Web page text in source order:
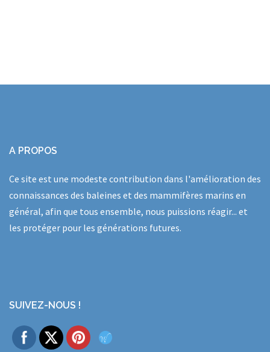
A PROPOS
Ce site est une modeste contribution dans l'amélioration des
connaissances des baleines et des mammifères marins en
général, afin que tous ensemble, nous puissions réagir... et
les protéger pour les générations futures.
SUIVEZ-NOUS !